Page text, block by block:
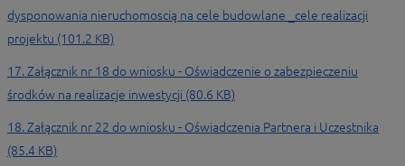
dysponowania nieruchomoscią na cele budowlane _cele realizacji
projektu (101.2 KB)
17. Załącznik nr 18 do wniosku - Oświadczenie o zabezpieczeniu
środków na realizacje inwestycji (80.6 KB)
18. Załącznik nr 22 do wniosku - Oświadczenia Partnera i Uczestnika
(85.4 KB)